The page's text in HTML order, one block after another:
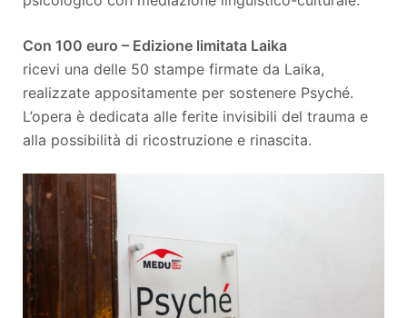
Con 100 euro – Edizione limitata Laika
ricevi una delle 50 stampe firmate da Laika,
realizzate appositamente per sostenere Psyché.
L’opera è dedicata alle ferite invisibili del trauma e
alla possibilità di ricostruzione e rinascita.